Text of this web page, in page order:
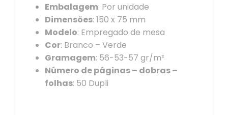
Embalagem: Por unidade
Dimensões: 150 x 75 mm
Modelo: Empregado de mesa
Cor: Branco – Verde
Gramagem: 56-53-57 gr/m²
Número de páginas – dobras –
folhas: 50 Dupli